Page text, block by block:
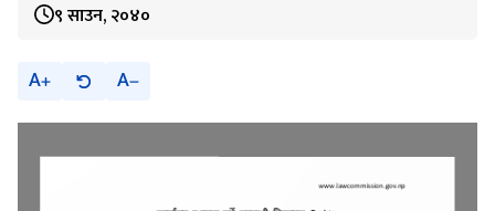
९ साउन, २०४०
A A